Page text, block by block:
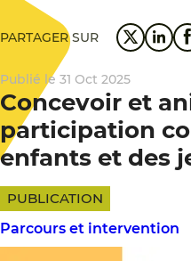
PARTAGER SUR
Publié le 31 Oct 2025
Concevoir et
participation
enfants et des
PUBLICATION
Parcours et intervention